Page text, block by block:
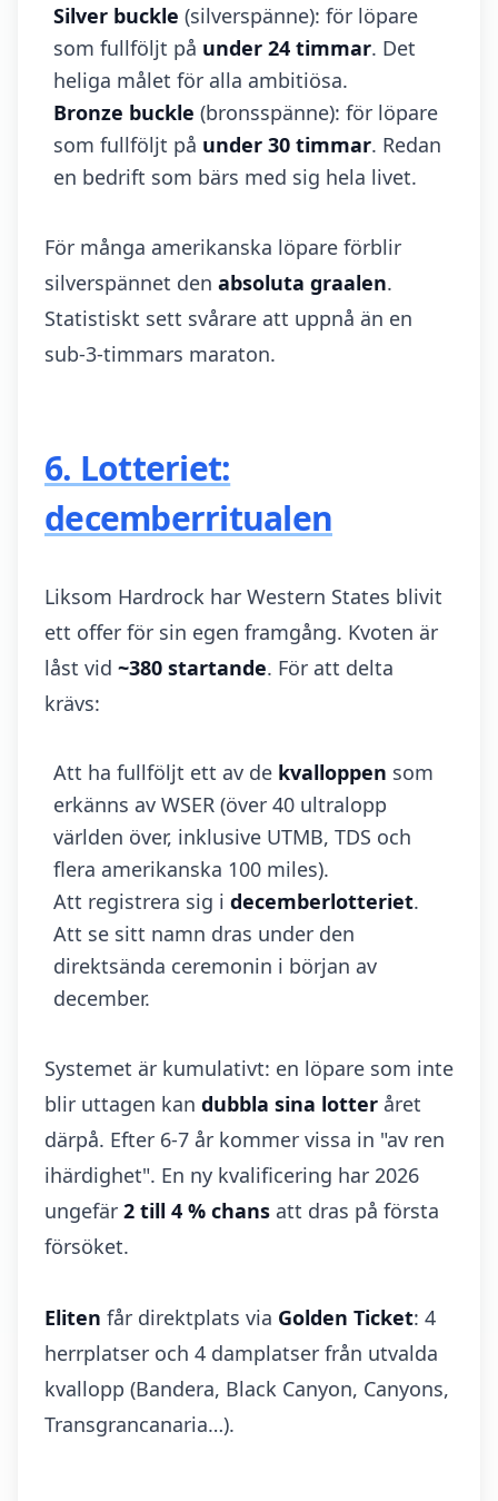
Silver buckle (silverspänne): för löpare
som fullföljt på under 24 timmar. Det
heliga målet för alla ambitiösa.
Bronze buckle (bronsspänne): för löpare
som fullföljt på under 30 timmar. Redan
en bedrift som bärs med sig hela livet.
För många amerikanska löpare förblir
silverspännet den absoluta graalen.
Statistiskt sett svårare att uppnå än en
sub-3-timmars maraton.
6. Lotteriet:
decemberritualen
Liksom Hardrock har Western States blivit
ett offer för sin egen framgång. Kvoten är
låst vid ~380 startande. För att delta
krävs:
Att ha fullföljt ett av de kvalloppen som
erkänns av WSER (över 40 ultralopp
världen över, inklusive UTMB, TDS och
flera amerikanska 100 miles).
Att registrera sig i decemberlotteriet.
Att se sitt namn dras under den
direktsända ceremonin i början av
december.
Systemet är kumulativt: en löpare som inte
blir uttagen kan dubbla sina lotter året
därpå. Efter 6-7 år kommer vissa in "av ren
ihärdighet". En ny kvalificering har 2026
ungefär 2 till 4 % chans att dras på första
försöket.
Eliten får direktplats via Golden Ticket: 4
herrplatser och 4 damplatser från utvalda
kvallopp (Bandera, Black Canyon, Canyons,
Transgrancanaria…).